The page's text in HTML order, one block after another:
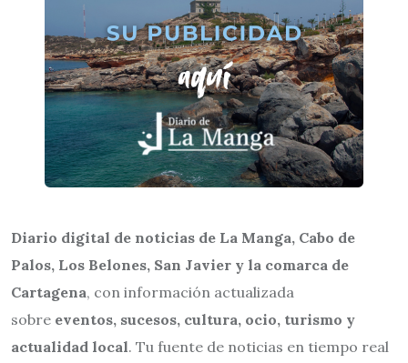
Diario digital de noticias de La Manga, Cabo de
Palos, Los Belones, San Javier y la comarca de
Cartagena, con información actualizada
sobre eventos, sucesos, cultura, ocio, turismo y
actualidad local. Tu fuente de noticias en tiempo real